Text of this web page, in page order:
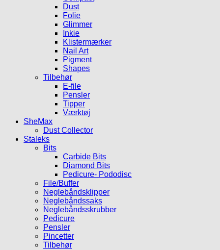
Dust
Folie
Glimmer
Inkie
Klistermærker
Nail Art
Pigment
Shapes
Tilbehør
E-file
Pensler
Tipper
Værktøj
SheMax
Dust Collector
Staleks
Bits
Carbide Bits
Diamond Bits
Pedicure- Pododisc
File/Buffer
Neglebåndsklipper
Neglebåndssaks
Neglebåndsskrubber
Pedicure
Pensler
Pincetter
Tilbehør